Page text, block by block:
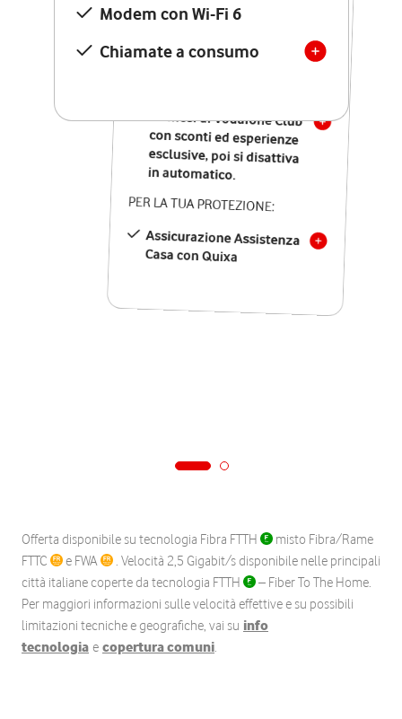
Modem con Wi-Fi 6
Chiamate a consumo
Chiamate illimitate verso
numeri fissi e mobili
nazionali
12 mesi di Vodafone Club
con sconti ed esperienze
esclusive, poi si disattiva
in automatico.
PER LA TUA PROTEZIONE:
Assicurazione Assistenza
Casa con Quixa
Offerta disponibile su tecnologia Fibra FTTH
misto Fibra/Rame
FTTC
e FWA
. Velocità 2,5 Gigabit/s disponibile nelle principali
città italiane coperte da tecnologia FTTH
– Fiber To The Home.
Per maggiori informazioni sulle velocità effettive e su possibili
limitazioni tecniche e geografiche, vai su info
tecnologia e copertura comuni.